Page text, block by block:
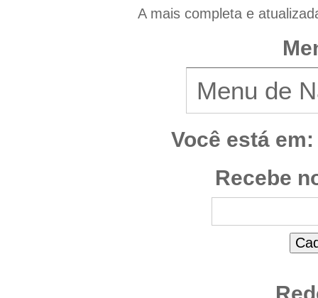
A mais completa e
Você está em:
Recebe